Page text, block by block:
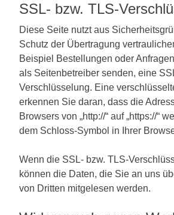
SSL- bzw. TLS-
Diese Seite nutzt aus
Schutz der Übertragung
Beispiel Bestellungen oder
als Seitenbetreiber senden, eine
Verschlüsselung. Eine
erkennen Sie daran, dass die
Browsers von „http://“ auf „https://“
dem Schloss-Symbol in Ihrer
Wenn die SSL- bzw. TLS-
können die Daten, die Sie an uns
von Dritten mitgelesen werden.